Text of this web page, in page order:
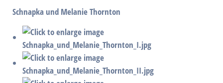
Schnapka und Melanie Thornton